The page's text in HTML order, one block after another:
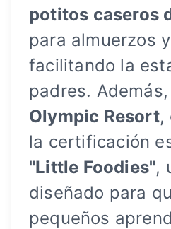
potitos caseros
para almuerzos
facilitando la
padres.
Olympic Resort,
la certificación
"Little Foodies",
diseñado para
pequeños